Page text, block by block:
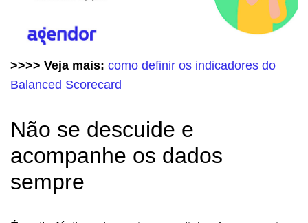
>>>> Veja mais: como definir os indicadores do
Balanced Scorecard
Não se descuide e
acompanhe os dados
sempre